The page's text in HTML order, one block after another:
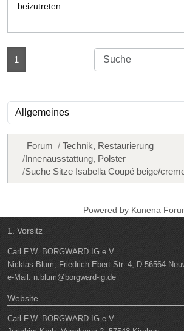
beizutreten.
1
Forum
Technik, Restaurierung
Innenausstattung, Polster
Suche Sitze Isabella Coupé beige/
Powered by Kunena
1. Vorsitz
Carl F.W. BORGWARD IG e.V.
Nicklas Blum, Friedrich-Ebert-Str. 4, D-56564
e-Mail: n.blum@borgward-ig.de
Website
Carl F.W. BORGWARD IG e.V.